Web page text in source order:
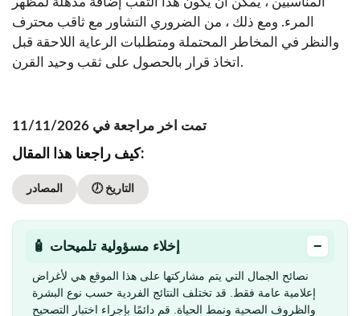
المرء. ومع ذلك ، من الضروري التشاور مع ثاقب محترف
والنظر في المخاطر المحتملة ومتطلبات الرعاية اللاحقة قبل
اتخاذ قرار بالحصول على ثقب وحيد القرن.
تمت اخر مراجعة في 11/11/2026
كيف راجعنا هذا المقال:
المصادر 🕖 التاريخ
🧴 إخلاء مسؤولية تلميحات −
نصائح الجمال التي يتم مشاركتها على هذا الموقع هي لأغراض
إعلامية عامة فقط. قد تختلف النتائج الفردية حسب نوع البشرة
والظروف الصحية ونمط الحياة. قم دائمًا بإجراء اختبار التصحيح